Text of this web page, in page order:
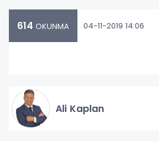
614 OKUNMA 04-11-2019 14:06
Ali Kaplan